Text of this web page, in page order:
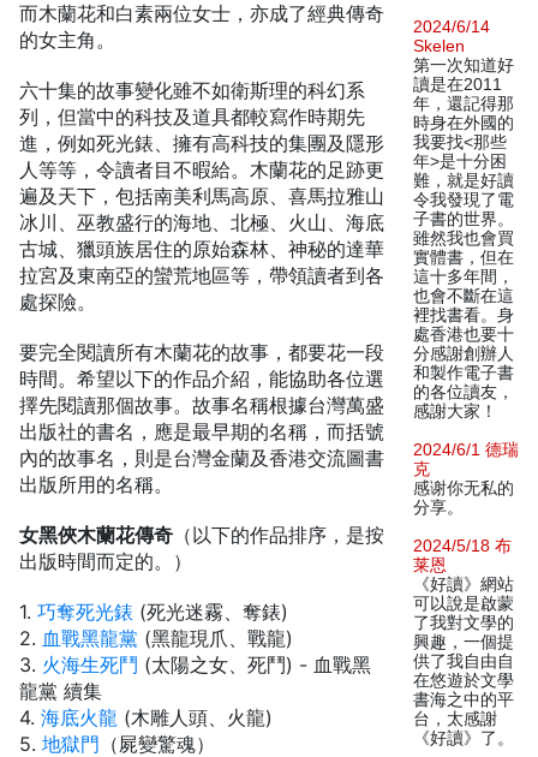
而木蘭花和白素兩位女士，亦成了經典傳奇
的女主角。
六十集的故事變化雖不如衛斯理的科幻系
列，但當中的科技及道具都較寫作時期先
進，例如死光錶、擁有高科技的集團及隱形
人等等，令讀者目不暇給。木蘭花的足跡更
遍及天下，包括南美利馬高原、喜馬拉雅山
冰川、巫教盛行的海地、北極、火山、海底
古城、獵頭族居住的原始森林、神秘的達華
拉宮及東南亞的蠻荒地區等，帶領讀者到各
處探險。
要完全閱讀所有木蘭花的故事，都要花一段
時間。希望以下的作品介紹，能協助各位選
擇先閱讀那個故事。故事名稱根據台灣萬盛
出版社的書名，應是最早期的名稱，而括號
內的故事名，則是台灣金蘭及香港交流圖書
出版所用的名稱。
女黑俠木蘭花傳奇 （以下的作品排序，是按
出版時間而定的。）
1.巧奪死光錶 (死光迷霧、奪錶)
2. 血戰黑龍黨 (黑龍現爪、戰龍)
3. 火海生死鬥 (太陽之女、死鬥) - 血戰黑
龍黨 續集
4.海底火龍 (木雕人頭、火龍)
5.地獄門 （屍變驚魂）
2024/6/14
Skelen
第一次知道好
讀是在2011
年，還記得那
時身在外國的
我要找<那些
年>是十分困
難，就是好讀
令我發現了電
子書的世界。
雖然我也會買
實體書，但在
這十多年間，
也會不斷在這
裡找書看。身
處香港也要十
分感謝創辦人
和製作電子書
的各位讀友，
感謝大家！
2024/6/1 德瑞
克
感谢你无私的
分享。
2024/5/18 布
莱恩
《好讀》網站
可以說是啟蒙
了我對文學的
興趣，一個提
供了我自由自
在悠遊於文學
書海之中的平
台，太感謝
《好讀》了。